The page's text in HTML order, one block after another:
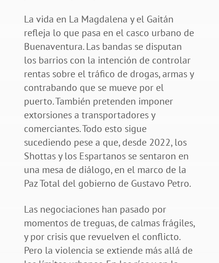
La vida en La Magdalena y el Gaitán
refleja lo que pasa en el casco urbano de
Buenaventura. Las bandas se disputan
los barrios con la intención de controlar
rentas sobre el tráfico de drogas, armas y
contrabando que se mueve por el
puerto. También pretenden imponer
extorsiones a transportadores y
comerciantes. Todo esto sigue
sucediendo pese a que, desde 2022, los
Shottas y los Espartanos se sentaron en
una mesa de diálogo, en el marco de la
Paz Total del gobierno de Gustavo Petro.
Las negociaciones han pasado por
momentos de treguas, de calmas frágiles,
y por crisis que revuelven el conflicto.
Pero la violencia se extiende más allá de